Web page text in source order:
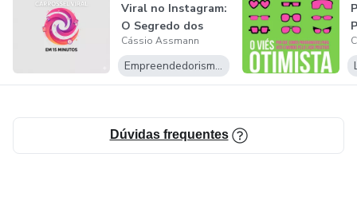
Viral no Instagram:
O Segredo dos
Carrosséis
Cássio Assmann
Empreendedorismo Digital
Dúvidas frequentes